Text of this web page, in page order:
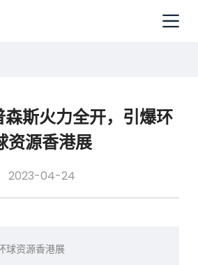
森斯火力全开，引爆环
资源香港展
2023-04-24
球资源香港展